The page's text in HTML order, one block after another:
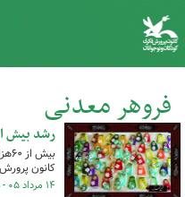
فروهر معدنی
کل اخبار:14 رشد بیش از ۴۰درصدی تولید
کانون
۱۴ مرداد ۰۵ - ۰۷:۴۵